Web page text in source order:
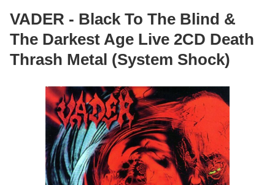
VADER - Black To The Blind &
The Darkest Age Live 2CD Death
Thrash Metal (System Shock)